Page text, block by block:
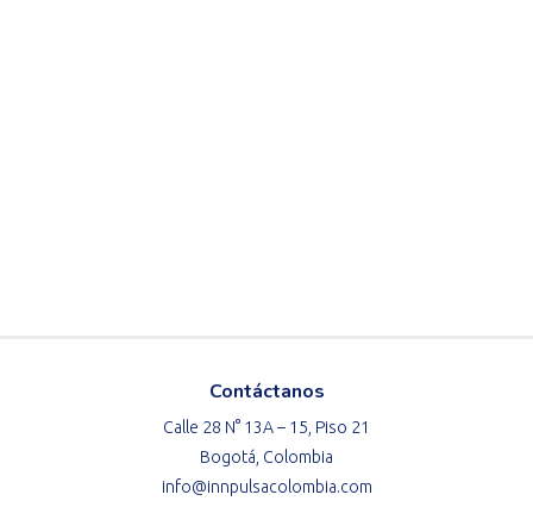
Contáctanos
Calle 28 N° 13A – 15, Piso 21
Bogotá, Colombia
info@innpulsacolombia.com